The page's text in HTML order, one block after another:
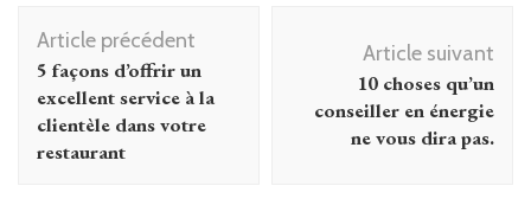
Navigation
d'article
Article précédent
5 façons d’offrir un
excellent service à la
clientèle dans votre
restaurant
Article suivant
10 choses qu’un
conseiller en énergie
ne vous dira pas.